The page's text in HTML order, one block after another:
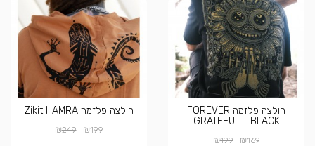
חולצה פלזמה FOREVER
GRATEFUL - BLACK
₪169
₪199
חולצה פלזמה Zikit HAMRA
₪199
₪249